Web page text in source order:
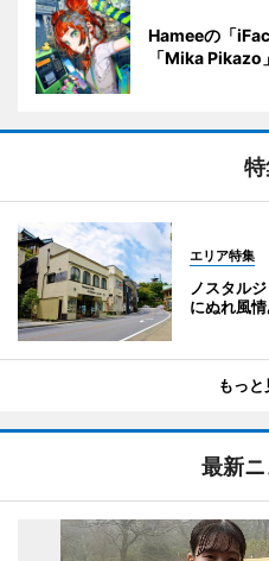
Hameeの「
「Mika Pikazo
エリア特集
ノスタル
にぬれ風
もっと
最新